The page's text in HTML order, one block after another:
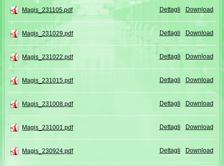
Magis_231105.pdf Download
Dettagli
Magis_231029.pdf Download
Dettagli
Magis_231022.pdf Download
Dettagli
Magis_231015.pdf Download
Dettagli
Magis_231008.pdf Download
Dettagli
Magis_231001.pdf Download
Dettagli
Magis_230924.pdf Download
Dettagli